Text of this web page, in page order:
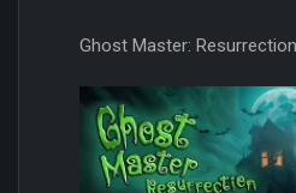
Ghost Master: